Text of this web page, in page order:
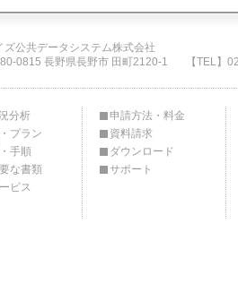
ズ公共データシステム株式会社
0815 長野県長野市 田町2120-1
【TEL】
分析
プラン
手順
な書類
ビス
申請方法・料金
資料請求
ダウンロード
サポート